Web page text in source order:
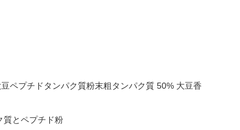
ペプチドタンパク質粉末粗タンパク質 50% 大豆香
質とペプチド粉